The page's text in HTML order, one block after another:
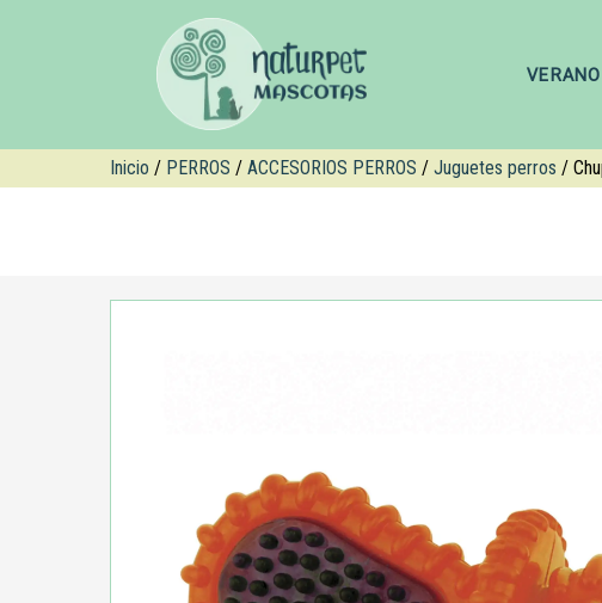
VERANO
Inicio / PERROS / ACCESORIOS PERROS / Juguetes perros /